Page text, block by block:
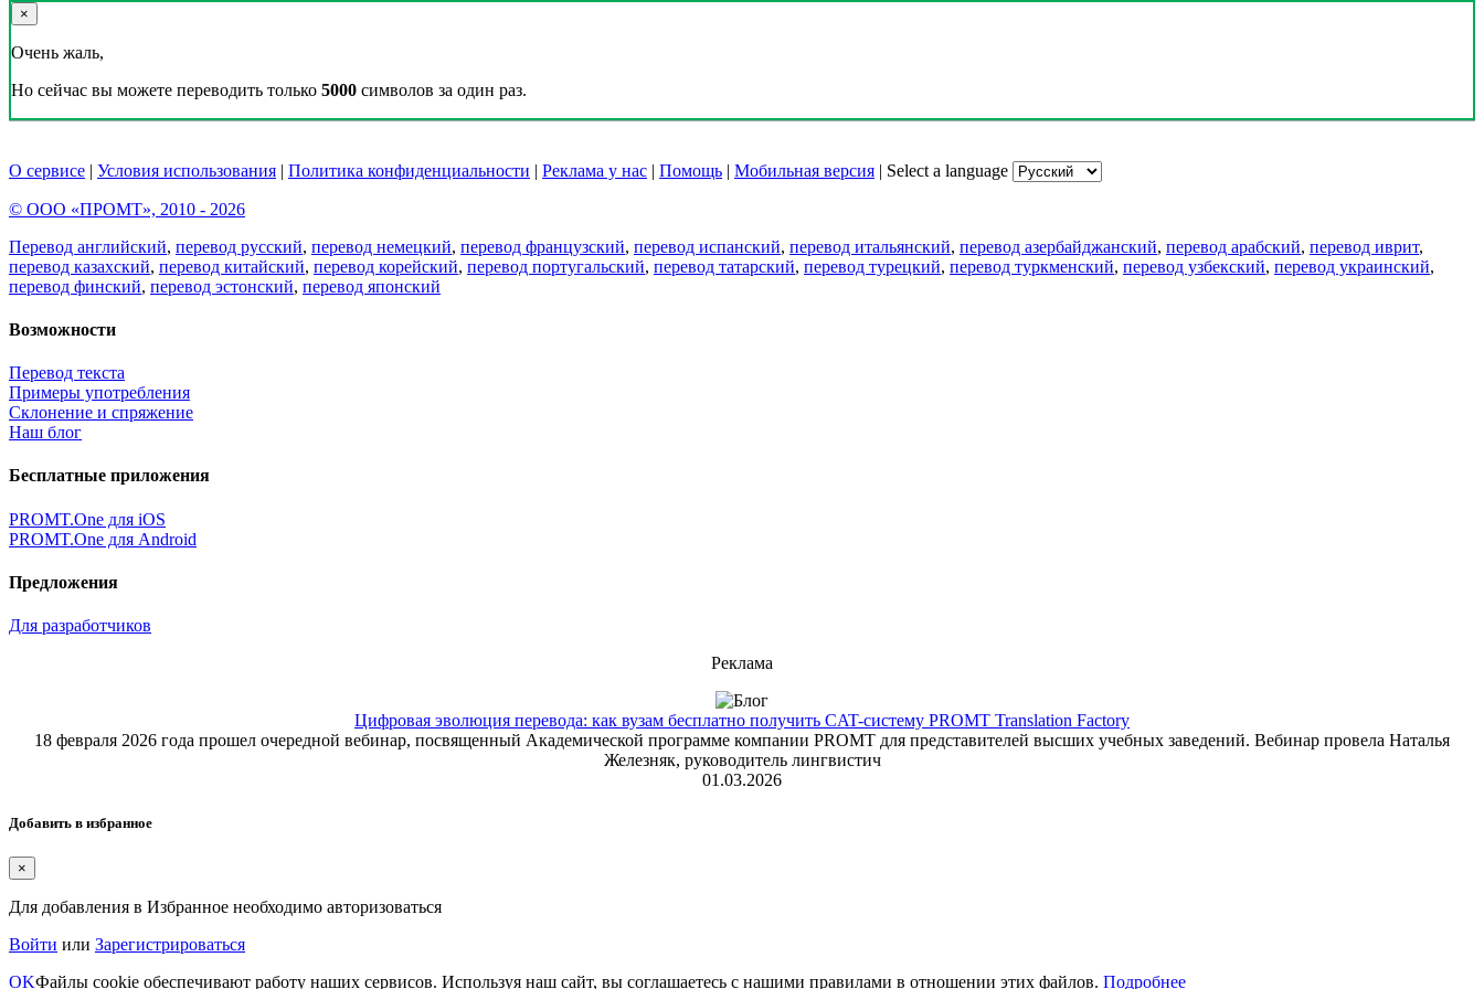
×
Очень жаль,
Но сейчас вы можете переводить только 5000 символов за один раз.
О сервисе | Условия использования | Политика конфиденциальности | Реклама у нас | Помощь | Мобильная версия | Select a language
© ООО «ПРОМТ», 2010 - 2026
Перевод английский, перевод русский, перевод немецкий, перевод французский, перевод испанский, перевод итальянский, перевод азербайджанский, перевод арабский, перевод иврит,
перевод казахский, перевод китайский, перевод корейский, перевод португальский, перевод татарский, перевод турецкий, перевод туркменский, перевод узбекский, перевод украинский,
перевод финский, перевод эстонский, перевод японский
Возможности
Перевод текста
Примеры употребления
Склонение и спряжение
Наш блог
Бесплатные приложения
PROMT.One для iOS
PROMT.One для Android
Предложения
Для разработчиков
Реклама
Цифровая эволюция перевода: как вузам бесплатно получить CAT-систему PROMT Translation Factory
18 февраля 2026 года прошел очередной вебинар, посвященный Академической программе компании PROMT для представителей высших учебных заведений. Вебинар провела Наталья
Железняк, руководитель лингвистич
01.03.2026
Добавить в избранное
×
Для добавления в Избранное необходимо авторизоваться
Войти или Зарегистрироваться
OKФайлы cookie обеспечивают работу наших сервисов. Используя наш сайт, вы соглашаетесь с нашими правилами в отношении этих файлов. Подробнее